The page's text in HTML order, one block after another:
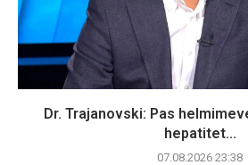
Dr. Trajanovski: Pas
hepatitet...
07.08.2026 23:38